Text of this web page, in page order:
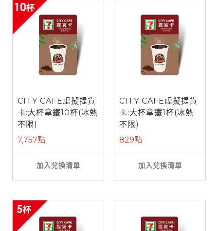
CITY CAFE虛擬提貨
卡:大杯拿鐵10杯(冰熱
不限)
7,757點
加入兌換清單
CITY CAFE虛擬提貨
卡:大杯拿鐵1杯(冰熱
不限)
829點
加入兌換清單